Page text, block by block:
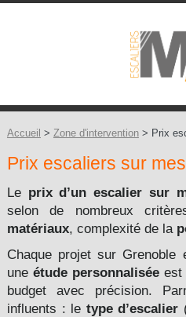
NOS
NOS
Les
Les
Les
Les
Accueil > Zone d'intervention> Prix
Prix escaliers sur
Le prix d’un escalier sur
selon de nombreux
matériaux, complexité de la
Chaque projet sur Grenoble
uneétude personnalisée est
budget avec précision.
influents : le type d’escalier